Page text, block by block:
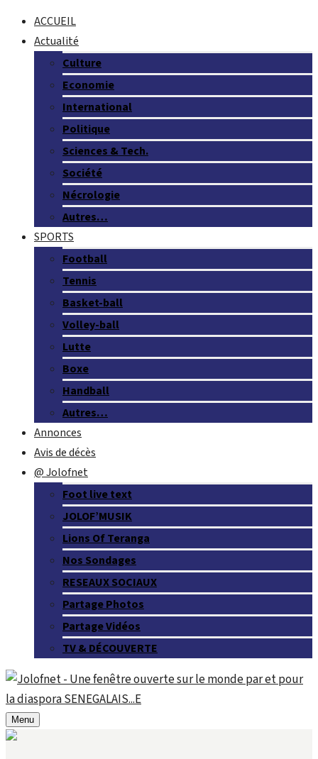
ACCUEIL
Actualité
Culture
Economie
International
Politique
Sciences & Tech.
Société
Nécrologie
Autres…
SPORTS
Football
Tennis
Basket-ball
Volley-ball
Lutte
Boxe
Handball
Autres…
Annonces
Avis de décès
@ Jolofnet
Foot live text
JOLOF’MUSIK
Lions Of Teranga
Nos Sondages
RESEAUX SOCIAUX
Partage Photos
Partage Vidéos
TV & DÉCOUVERTE
Menu